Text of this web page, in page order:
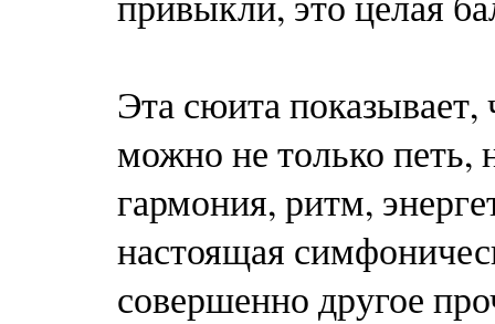
Эта сюита
можно не только петь,
гармония, ритм,
настоящая
совершенно другое